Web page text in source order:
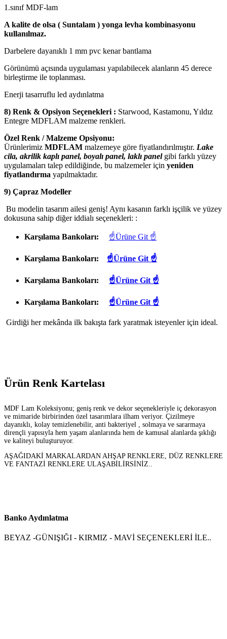
1.sınıf MDF-lam
A kalite de olsa ( Suntalam ) yonga levha kombinasyonu
kullanılmaz.
Darbelere dayanıklı 1 mm pvc kenar bantlama
Görünümü açısında uygulaması yapılabilecek alanların 45 derece
birleştirme ile toplanması.
Enerji tasarruflu led aydınlatma
8) Renk & Opsiyon Seçenekleri : Starwood, Kastamonu, Yıldız
Entegre MDFLAM malzeme renkleri.
Özel Renk / Malzeme Opsiyonu:
Ürünlerimiz MDFLAM malzemeye göre fiyatlandırılmıştır. Lake
cila, akrilik kaplı panel, boyalı panel, laklı panel gibi farklı yüzey
uygulamaları talep edildiğinde, bu malzemeler için yeniden
fiyatlandırma yapılmaktadır.
9) Çapraz Modeller
Bu modelin tasarım ailesi geniş! Aynı kasanın farklı işçilik ve yüzey
dokusuna sahip diğer iddialı seçenekleri: :
Karşılama Bankoları: ☝Ürüne Git ☝
Karşılama Bankoları: ☝Ürüne Git ☝
Karşılama Bankoları: ☝Ürüne Git ☝
Karşılama Bankoları: ☝Ürüne Git ☝
Girdiği her mekânda ilk bakışta fark yaratmak isteyenler için ideal.
Ürün Renk Kartelası
MDF Lam Koleksiyonu; geniş renk ve dekor seçenekleriyle iç dekorasyon
ve mimaride birbirinden özel tasarımlara ilham veriyor. Çizilmeye
dayanıklı, kolay temizlenebilir, anti bakteriyel , solmaya ve sararmaya
dirençli yapısıyla hem yaşam alanlarında hem de kamusal alanlarda şıklığı
ve kaliteyi buluşturuyor.
AŞAĞIDAKİ MARKALARDAN AHŞAP RENKLERE, DÜZ RENKLERE
VE FANTAZİ RENKLERE ULAŞABİLİRSİNİZ..
Banko Aydınlatma
BEYAZ -GÜNIŞIĞI - KIRMIZ - MAVİ SEÇENEKLERİ İLE..